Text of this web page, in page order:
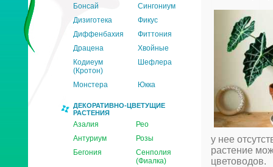
Бонсай
Сингониум
Дизиготека
Фикус
Диффенбахия
Фиттония
Драцена
Хвойные
Кодиеум
(Кротон)
Шефлера
Монстера Юкка
ДЕКОРАТИВНО-ЦВЕТУЩИЕ
РАСТЕНИЯ
Азалия
Рео
Антуриум
Розы
Бегония
Сенполия
(Фиалка)
у нее
растение
цветоводов.